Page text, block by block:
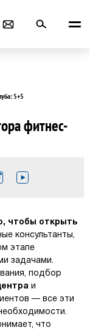
5+5
фитнес-
чтобы открыть
консультанты,
этапе
задачами.
подбор
и
— все эти
что